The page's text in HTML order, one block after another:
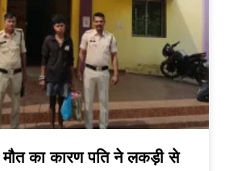
मौत का कारण पति ने लकड़ी से